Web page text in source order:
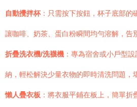
自動攪拌杯：只需按下按鈕，杯子底部的
讓咖啡、奶茶、蛋白粉瞬間均勻溶解，告
折疊洗衣機/洗襪機 ：專為宿舍或小戶型
納，輕松解決少量衣物的即時清洗問題，
懶人疊衣板 ：將衣服平鋪在板上，簡單